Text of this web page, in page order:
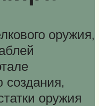
оружия,
оружия